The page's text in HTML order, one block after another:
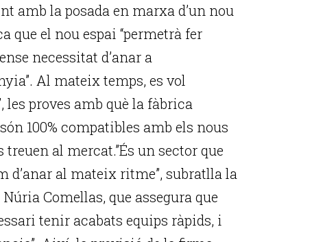
amb la posada en marxa d’un nou
que el nou espai “permetrà fer
necessitat d’anar a
Al mateix temps, es vol
proves amb què la fàbrica
100% compatibles amb els nous
al mercat.”És un sector que
d’anar al mateix ritme”, subratlla la
Comellas, que assegura que
tenir acabats equips ràpids, i